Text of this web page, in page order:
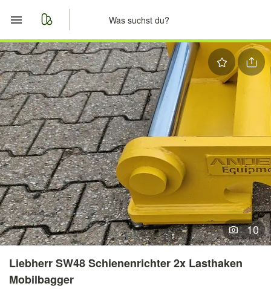
Start
Merkliste
Nachrichten
Anzeige aufgeben
10
Liebherr SW48 Schienenrichter 2x Lasthaken
Mobilbagger